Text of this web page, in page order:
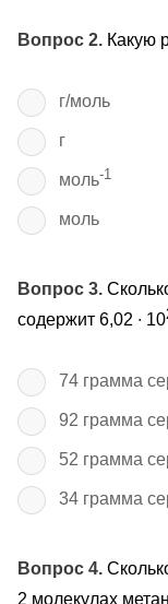
Вопрос 2. Какую
г/моль
г
моль-1
моль
Вопрос 3.
содержит 6,02 ∙ 10
74 грамма
92 грамма
52 грамма
34 грамма
Вопрос 4.
2 молекулах